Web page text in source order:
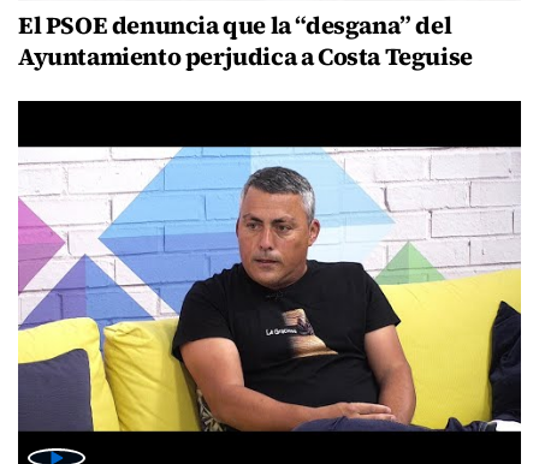
El PSOE denuncia que la “desgana” del
Ayuntamiento perjudica a Costa Teguise